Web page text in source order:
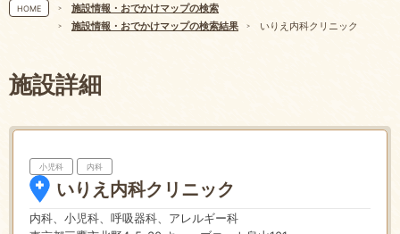
HOME
施設情報・おでかけマップの検索
施設情報・おでかけマップの検索結果
いりえ内科クリニック
施設詳細
小児科 内科
いりえ内科クリニック
内科、小児科、呼吸器科、アレルギー科